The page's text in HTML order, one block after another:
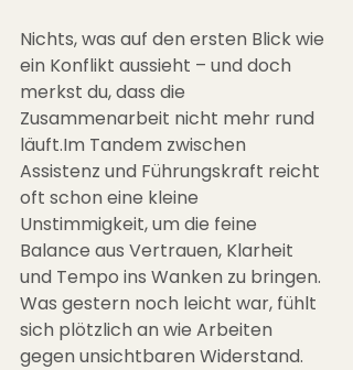
Nichts, was auf den ersten Blick wie
ein Konflikt aussieht – und doch
merkst du, dass die
Zusammenarbeit nicht mehr rund
läuft.Im Tandem zwischen
Assistenz und Führungskraft reicht
oft schon eine kleine
Unstimmigkeit, um die feine
Balance aus Vertrauen, Klarheit
und Tempo ins Wanken zu bringen.
Was gestern noch leicht war, fühlt
sich plötzlich an wie Arbeiten
gegen unsichtbaren Widerstand.